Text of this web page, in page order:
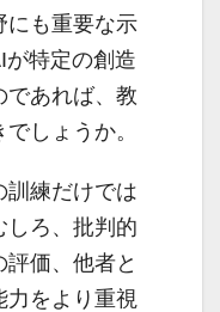
にも重要な示
特定の創造
であれば、教
しょうか。
訓練だけでは
しろ、批判的
価、他者と
力をより重視